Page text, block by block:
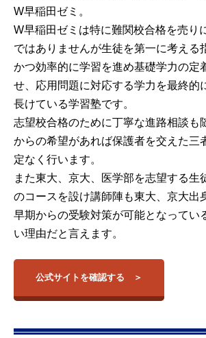
W早稲田ゼミ。
W早稲田ゼミは特に難関校合格を売り
ではありませんが生徒を第一に考える
かつ効率的に学習を進め基礎学力の定
せ、応用問題に対応する学力を最終的
長けている学習塾です。
志望校合格のために丁寧な進路相談も
からの希望があれば保護者を交えた三
定なく行います。
また東大、京大、医学部を志望する生
のコースを設け講師陣も東大、京大出
早期からの受験対策が可能となってい
い理由だと言えます。
公式サイトを確認する